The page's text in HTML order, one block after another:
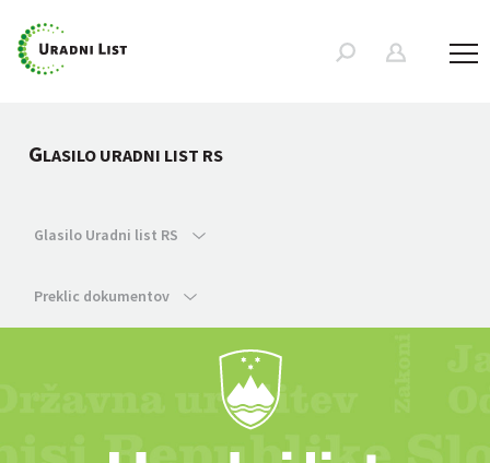
GLASILO URADNI LIST RS
Glasilo Uradni list RS
Preklic dokumentov